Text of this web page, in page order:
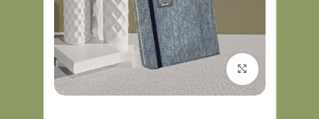
برای بزرگنمایی کلیک کنید